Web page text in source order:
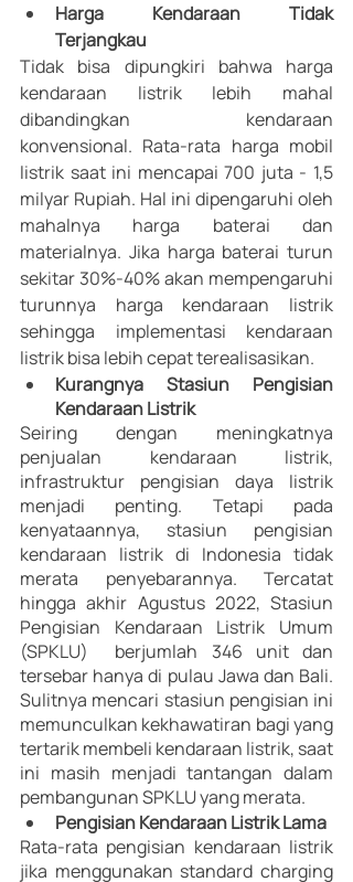
Harga Kendaraan Tidak
Terjangkau
Tidak bisa dipungkiri bahwa harga
kendaraan listrik lebih mahal
dibandingkan kendaraan
konvensional. Rata-rata harga mobil
listrik saat ini mencapai 700 juta - 1,5
milyar Rupiah. Hal ini dipengaruhi oleh
mahalnya harga baterai dan
materialnya. Jika harga baterai turun
sekitar 30%-40% akan mempengaruhi
turunnya harga kendaraan listrik
sehingga implementasi kendaraan
listrik bisa lebih cepat terealisasikan.
Kurangnya Stasiun Pengisian
Kendaraan Listrik
Seiring dengan meningkatnya
penjualan kendaraan listrik,
infrastruktur pengisian daya listrik
menjadi penting. Tetapi pada
kenyataannya, stasiun pengisian
kendaraan listrik di Indonesia tidak
merata penyebarannya. Tercatat
hingga akhir Agustus 2022, Stasiun
Pengisian Kendaraan Listrik Umum
(SPKLU)  berjumlah 346 unit dan
tersebar hanya di pulau Jawa dan Bali.
Sulitnya mencari stasiun pengisian ini
memunculkan kekhawatiran bagi yang
tertarik membeli kendaraan listrik, saat
ini masih menjadi tantangan dalam
pembangunan SPKLU yang merata.
Pengisian Kendaraan Listrik Lama
Rata-rata pengisian kendaraan listrik
jika menggunakan standard charging